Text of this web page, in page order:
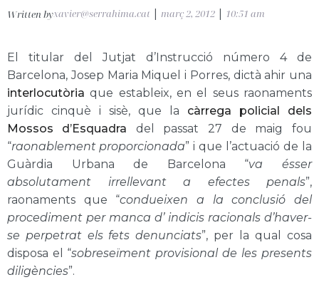
Written byxavier@serrahima.cat març 2, 2012 10:51 am
El titular del Jutjat d’Instrucció número 4 de
Barcelona, Josep Maria Miquel i Porres, dictà ahir una
interlocutòria que estableix, en el seus raonaments
jurídic cinquè i sisè, que la càrrega policial dels
Mossos d’Esquadra del passat 27 de maig fou
“raonablement proporcionada” i que l’actuació de la
Guàrdia Urbana de Barcelona “va ésser
absolutament irrellevant a efectes penals”,
raonaments que “condueixen a la conclusió del
procediment per manca d’ indicis racionals d’haver-
se perpetrat els fets denunciats”, per la qual cosa
disposa el “sobreseïment provisional de les presents
diligències”.